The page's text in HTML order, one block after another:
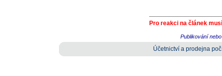
Pro reakci na článek
Publikování
Účetnictví a prodejna